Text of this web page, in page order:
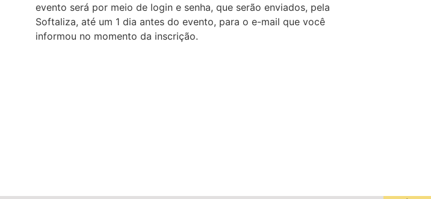
evento será por meio de login e senha, que serão enviados, pela
Softaliza, até um 1 dia antes do evento, para o e-mail que você
informou no momento da inscrição.